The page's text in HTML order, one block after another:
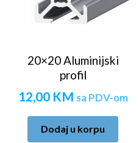
20×20 Aluminijski
profil
12,00 KM sa PDV-om
Dodaj u korpu